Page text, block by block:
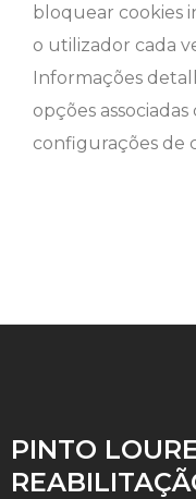
bloquear cookies
o utilizador cada
Informações
opções
configurações de
PINTO